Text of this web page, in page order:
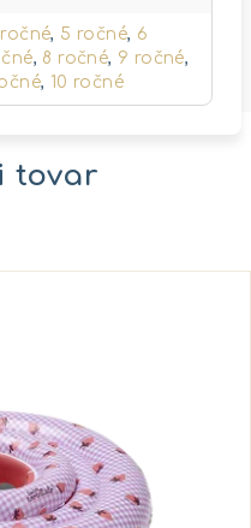
, 5 ročné, 6
, 8 ročné, 9 ročné,
, 10 ročné
tovar